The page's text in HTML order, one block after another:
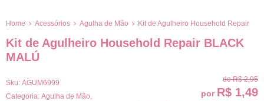
Home Acessórios Agulha de Mão Kit de Agulheiro Household Repair
Kit de Agulheiro Household Repair BLACK
MALÚ
Sku: AGUM6999
Categoria: Agulha de Mão
de R$ 2,95
por R$ 1,49